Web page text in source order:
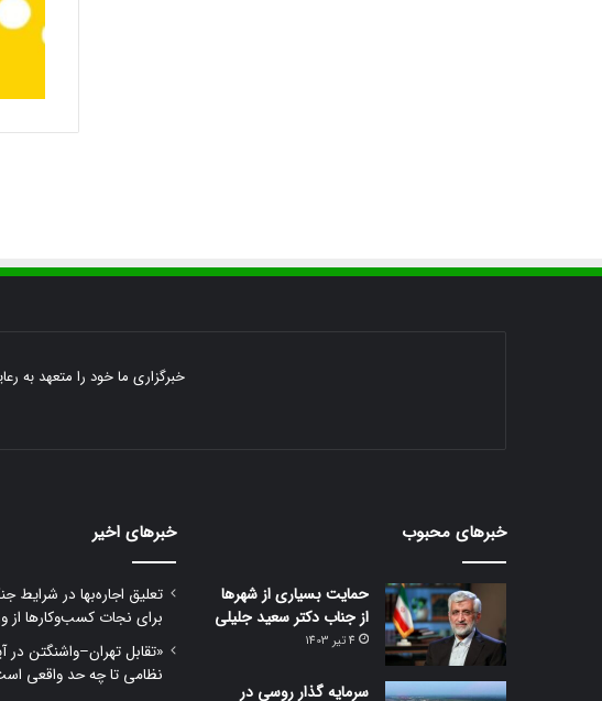
خبرگزاری ما خود را متعهد به
خبرهای محبوب
حمایت بسیاری از شهرها
از جناب دکتر سعید جلیلی
4 تیر 1403
سرمایه گذار روسی در
خبرهای اخیر
تعلیق اجاره‌بها در شرایط
برای نجات کسب‌وکارها از
«تقابل تهران–واشنگتن در
نظامی تا چه حد واقعی